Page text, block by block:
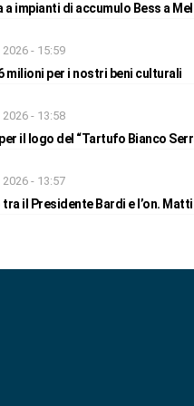
a impianti di accumulo Bess a
- 15:59
milioni per i nostri beni culturali
- 13:58
il logo del “Tartufo Bianco
- 13:57
tra il Presidente Bardi e l’on.